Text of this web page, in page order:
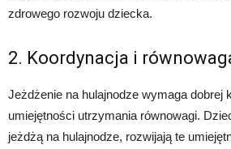
zdrowego rozwoju dziecka.
2. Koordynacja i
Jeżdżenie na hulajnodze wymaga dobrej
umiejętności utrzymania równowagi.
jeżdżą na hulajnodze, rozwijają te